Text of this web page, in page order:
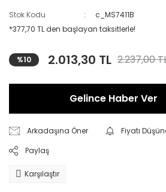
Stok Kodu
c_MS7411B
*377,70 TL den başlayan taksitlerle!
%10 2.013,30 TL 2.237,00
Gelince Haber Ver
Arkadaşına Öner
Fiyatı
Paylaş
Karşılaştır